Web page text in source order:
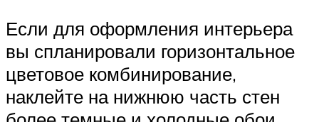
Если для оформления интерьера
вы спланировали горизонтальное
цветовое комбинирование,
наклейте на нижнюю часть стен